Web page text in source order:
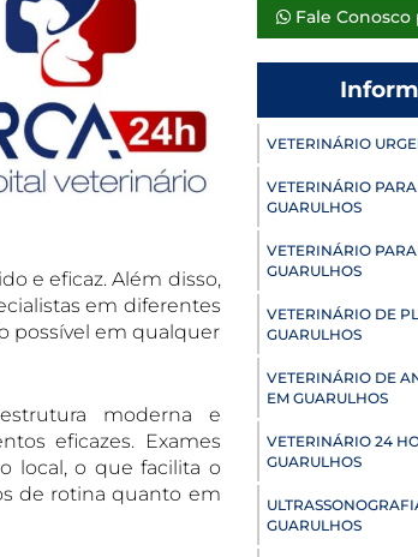
e eficaz. Além disso,
em diferentes
possível em qualquer
moderna e
eficazes. Exames
local, o que facilita o
de rotina quanto em
Fale
VETERINÁRIO
VETERINÁRIO PARA
GUARULHOS
VETERINÁRIO
GUARULHOS
VETERINÁRIO DE
GUARULHOS
VETERINÁRIO DE
EM GUARULHOS
VETERINÁRIO 24
GUARULHOS
GUARULHOS